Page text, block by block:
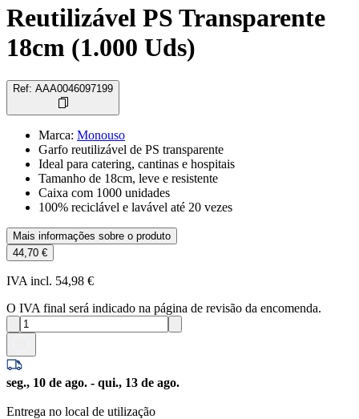
Reutilizável PS Transparente
18cm (1.000 Uds)
Ref: AAA0046097199
Marca: Monouso
Garfo reutilizável de PS transparente
Ideal para catering, cantinas e hospitais
Tamanho de 18cm, leve e resistente
Caixa com 1000 unidades
100% reciclável e lavável até 20 vezes
Mais informações sobre o produto
44,70 €
IVA incl. 54,98 €
O IVA final será indicado na página de revisão da encomenda.
seg., 10 de ago. - qui., 13 de ago.
Entrega no local de utilização